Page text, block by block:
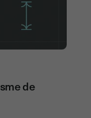
de